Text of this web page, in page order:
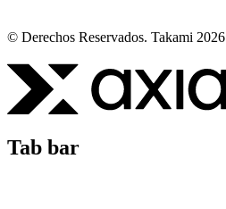
© Derechos Reservados. Takami 2026
Tab bar